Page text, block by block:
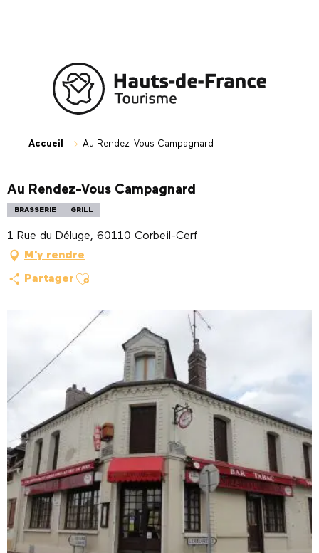
Accueil Au Rendez-Vous Campagnard
Au Rendez-Vous Campagnard
BRASSERIE GRILL
1 Rue du Déluge, 60110 Corbeil-Cerf
M'y rendre
Partager Ajouter aux favoris